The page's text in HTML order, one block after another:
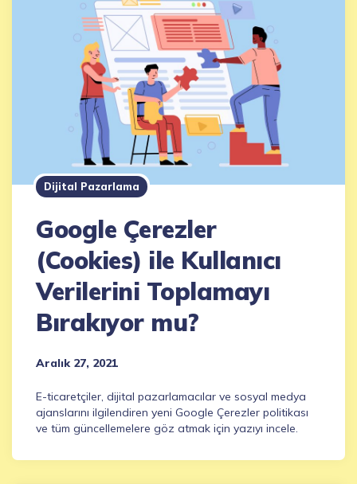
Dijital Pazarlama
Google Çerezler
(Cookies) ile Kullanıcı
Verilerini Toplamayı
Bırakıyor mu?
Aralık 27, 2021
E-ticaretçiler, dijital pazarlamacılar ve sosyal medya
ajanslarını ilgilendiren yeni Google Çerezler politikası
ve tüm güncellemelere göz atmak için yazıyı incele.